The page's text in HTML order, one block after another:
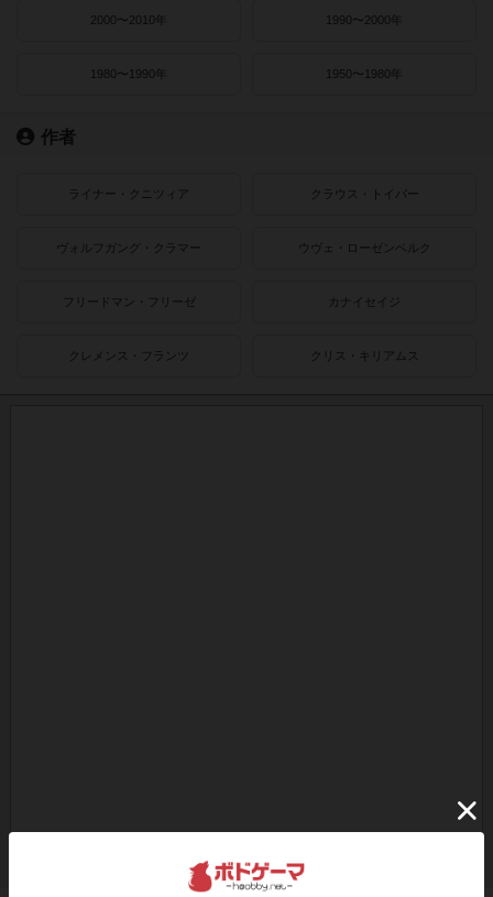
2000〜2010年 1990〜2000年
1980〜1990年 1950〜1980年
作者
ライナー・クニツィア クラウス・トイバー
ヴォルフガング・クラマー ウヴェ・ローゼンベルク
フリードマン・フリーゼ カナイセイジ
クレメンス・フランツ クリス・キリアムス